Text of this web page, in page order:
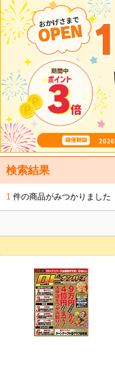
検索結果
1 件の商品がみつかりました